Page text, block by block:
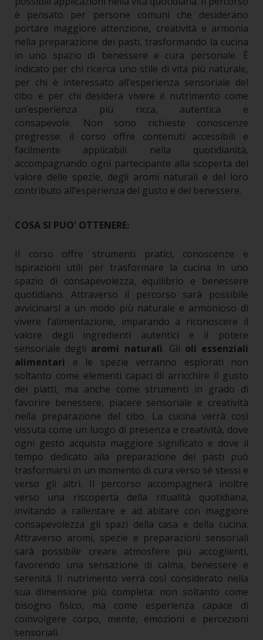
è pensato per persone comuni che desiderano
portare maggiore attenzione, creatività e armonia
nella preparazione dei pasti, trasformando la cucina
in uno spazio di benessere e cura personale. È
indicato per chi ricerca uno stile di vita più naturale,
per chi è interessato all’esperienza sensoriale del
cibo e per chi desidera vivere il nutrimento come
un’esperienza più ricca, autentica e
consapevole.
Non sono richieste conoscenze
pregresse: il corso offre contenuti accessibili e
facilmente applicabili nella quotidianità,
accompagnando ogni partecipante alla scoperta del
valore delle spezie, degli aromi naturali e del loro
contributo all’esperienza del gusto e del benessere.
COSA SI PUO' OTTENERE:
Il corso offre strumenti pratici, conoscenze e
ispirazioni utili per trasformare la cucina in uno
spazio di consapevolezza, equilibrio e benessere
quotidiano. Attraverso il percorso sarà possibile
avvicinarsi a un modo più naturale e armonioso di
vivere l’alimentazione, imparando a riconoscere il
valore degli ingredienti autentici e il potere
sensoriale degli aromi naturali. Gli oli essenziali
alimentari e le spezie verranno esplorati non
soltanto come elementi capaci di arricchire il gusto
dei piatti, ma anche come strumenti in grado di
favorire benessere, piacere sensoriale e creatività
nella preparazione del cibo. La cucina verrà così
vissuta come un luogo di presenza e creatività, dove
ogni gesto acquista maggiore significato e dove il
tempo dedicato alla preparazione dei pasti può
trasformarsi in un momento di cura verso sé stessi e
verso gli altri.
Il percorso accompagnerà inoltre
verso una riscoperta della ritualità quotidiana,
invitando a rallentare e ad abitare con maggiore
consapevolezza gli spazi della casa e della cucina.
Attraverso aromi, spezie e preparazioni sensoriali
sarà possibile creare atmosfere più accoglienti,
favorendo una sensazione di calma, benessere e
serenità. Il nutrimento verrà così considerato nella
sua dimensione più completa: non soltanto come
bisogno fisico, ma come esperienza capace di
coinvolgere corpo, mente, emozioni e percezioni
sensoriali.